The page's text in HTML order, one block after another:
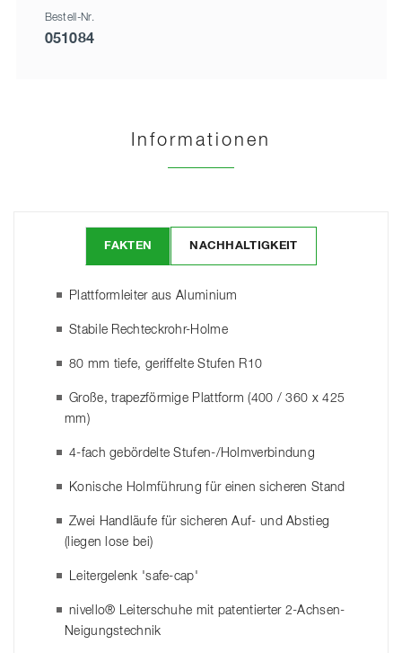
Bestell-Nr.
051084
Informationen
FAKTEN NACHHALTIGKEIT
Plattformleiter aus Aluminium
Stabile Rechteckrohr-Holme
80 mm tiefe, geriffelte Stufen R10
Große, trapezförmige Plattform (400 / 360 x 425
mm)
4-fach gebördelte Stufen-/Holmverbindung
Konische Holmführung für einen sicheren Stand
Zwei Handläufe für sicheren Auf- und Abstieg
(liegen lose bei)
Leitergelenk 'safe-cap'
nivello® Leiterschuhe mit patentierter 2-Achsen-
Neigungstechnik